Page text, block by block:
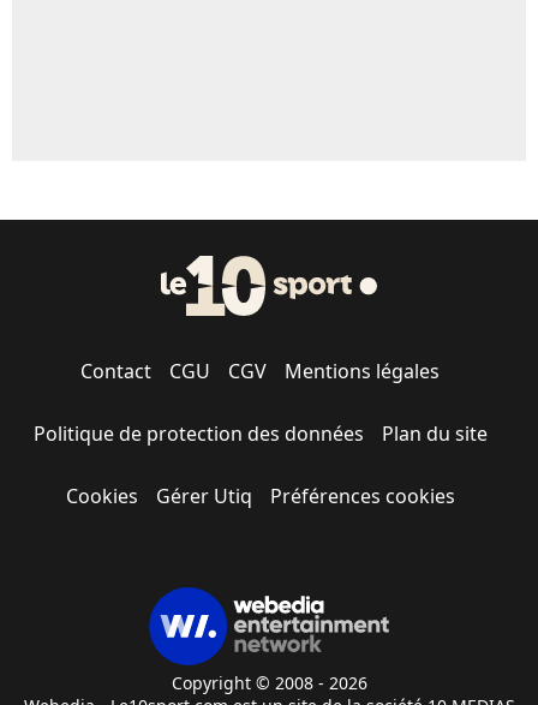
Contact CGU CGV Mentions légales
Politique de protection des données Plan du site
Cookies Gérer Utiq Préférences cookies
Copyright © 2008 - 2026